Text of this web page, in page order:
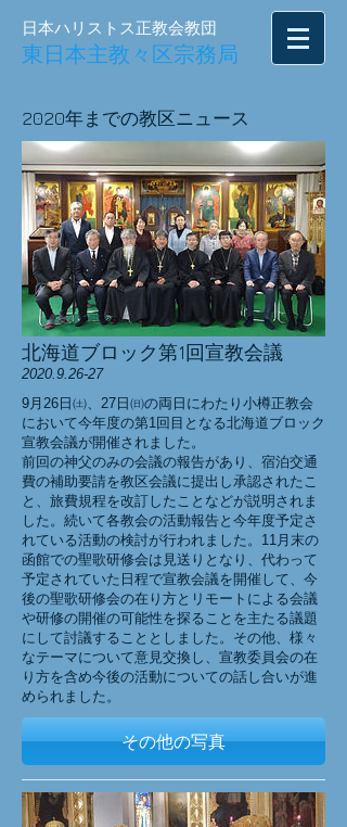
日本ハリストス正教会教団
東日本主教々区宗務局
2020年までの教区ニュース
北海道ブロック第1回宣教会議
2020.9.26-27
9月26日㈯、27日㈰の両日にわたり小樽正教会
において今年度の第1回目となる北海道ブロック
宣教会議が開催されました。
前回の神父のみの会議の報告があり、宿泊交通
費の補助要請を教区会議に提出し承認されたこ
と、旅費規程を改訂したことなどが説明されま
した。続いて各教会の活動報告と今年度予定さ
れている活動の検討が行われました。11月末の
函館での聖歌研修会は見送りとなり、代わって
予定されていた日程で宣教会議を開催して、今
後の聖歌研修会の在り方とリモートによる会議
や研修の開催の可能性を探ることを主たる議題
にして討議することとしました。その他、様々
なテーマについて意見交換し、宣教委員会の在
り方を含め今後の活動についての話し合いが進
められました。
その他の写真